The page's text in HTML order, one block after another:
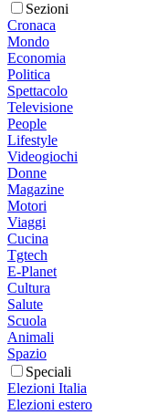
Sezioni
Cronaca
Mondo
Economia
Politica
Spettacolo
Televisione
People
Lifestyle
Videogiochi
Donne
Magazine
Motori
Viaggi
Cucina
Tgtech
E-Planet
Cultura
Salute
Scuola
Animali
Spazio
Speciali
Elezioni Italia
Elezioni estero